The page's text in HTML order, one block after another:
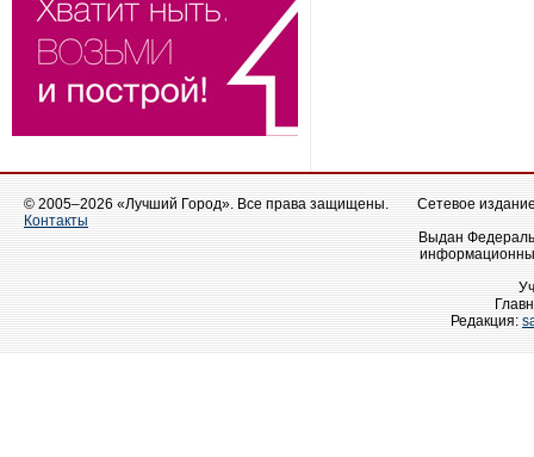
© 2005–2026 «Лучший Город». Все права защищены.
Контакты
Сетевое
Выдан
Редакция: